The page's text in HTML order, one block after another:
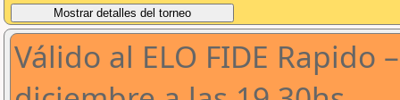
Válido al ELO FIDE Rapido